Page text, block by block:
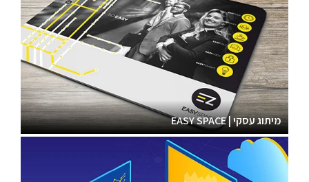
מיתוג עסקי | EASY SPACE